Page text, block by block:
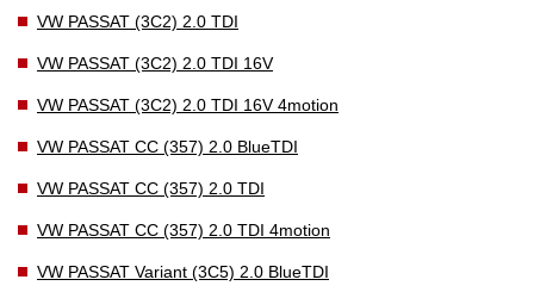
VW PASSAT (3C2) 2.0 TDI
VW PASSAT (3C2) 2.0 TDI 16V
VW PASSAT (3C2) 2.0 TDI 16V 4motion
VW PASSAT CC (357) 2.0 BlueTDI
VW PASSAT CC (357) 2.0 TDI
VW PASSAT CC (357) 2.0 TDI 4motion
VW PASSAT Variant (3C5) 2.0 BlueTDI